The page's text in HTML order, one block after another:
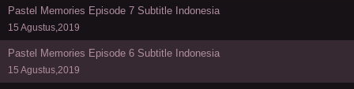
Pastel Memories Episode 7 Subtitle Indonesia
15 Agustus,2019
Pastel Memories Episode 6 Subtitle Indonesia
15 Agustus,2019